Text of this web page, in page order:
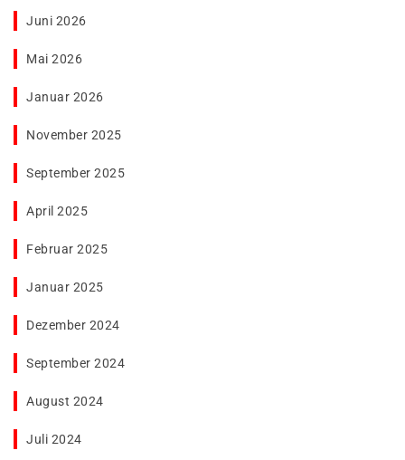
Juni 2026
Mai 2026
Januar 2026
November 2025
September 2025
April 2025
Februar 2025
Januar 2025
Dezember 2024
September 2024
August 2024
Juli 2024